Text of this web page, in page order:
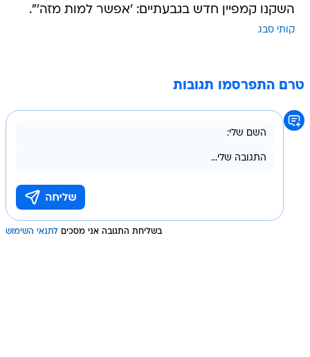
השקנו קמפיין חדש בגבעתיים: 'אפשר למות מזה'".
קותי סבג
טרם התפרסמו תגובות
בשליחת התגובה אני מסכים לתנאי השימוש